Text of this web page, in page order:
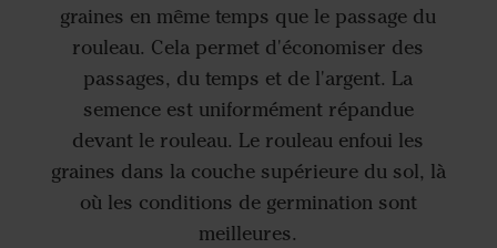
graines en même temps que le passage du
rouleau. Cela permet d'économiser des
passages, du temps et de l'argent. La
semence est uniformément répandue
devant le rouleau. Le rouleau enfoui les
graines dans la couche supérieure du sol, là
où les conditions de germination sont
meilleures.